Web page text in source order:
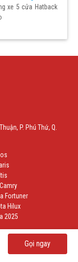
xe 5 cửa Hatback
P. Phú Thứ, Q.
Fortuner
Hilux
2025
Gọi ngay